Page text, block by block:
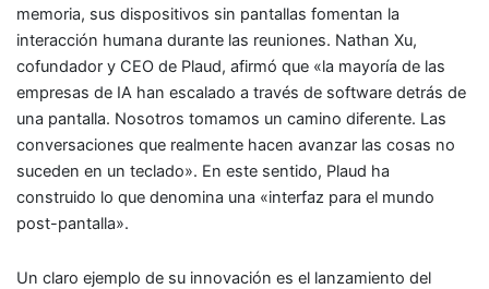
memoria, sus dispositivos sin pantallas fomentan la
interacción humana durante las reuniones. Nathan Xu,
cofundador y CEO de Plaud, afirmó que «la mayoría de las
empresas de IA han escalado a través de software detrás de
una pantalla. Nosotros tomamos un camino diferente. Las
conversaciones que realmente hacen avanzar las cosas no
suceden en un teclado». En este sentido, Plaud ha
construido lo que denomina una «interfaz para el mundo
post-pantalla».
Un claro ejemplo de su innovación es el lanzamiento del